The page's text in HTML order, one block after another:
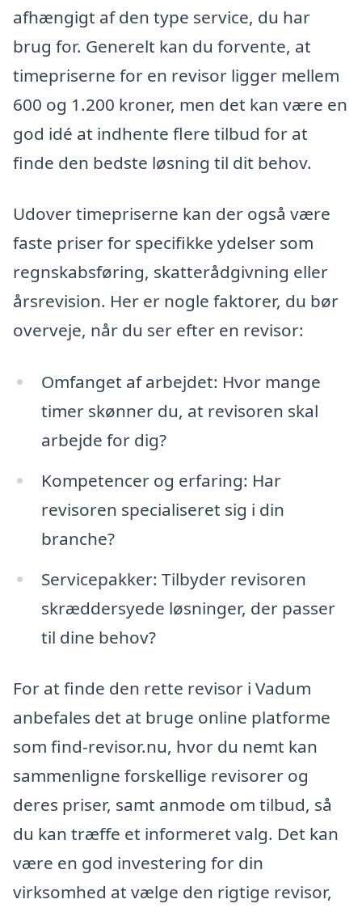
afhængigt af den type service, du har
brug for. Generelt kan du forvente, at
timepriserne for en revisor ligger mellem
600 og 1.200 kroner, men det kan være en
god idé at indhente flere tilbud for at
finde den bedste løsning til dit behov.
Udover timepriserne kan der også være
faste priser for specifikke ydelser som
regnskabsføring, skatterådgivning eller
årsrevision. Her er nogle faktorer, du bør
overveje, når du ser efter en revisor:
Omfanget af arbejdet: Hvor mange
timer skønner du, at revisoren skal
arbejde for dig?
Kompetencer og erfaring: Har
revisoren specialiseret sig i din
branche?
Servicepakker: Tilbyder revisoren
skræddersyede løsninger, der passer
til dine behov?
For at finde den rette revisor i Vadum
anbefales det at bruge online platforme
som find-revisor.nu, hvor du nemt kan
sammenligne forskellige revisorer og
deres priser, samt anmode om tilbud, så
du kan træffe et informeret valg. Det kan
være en god investering for din
virksomhed at vælge den rigtige revisor,